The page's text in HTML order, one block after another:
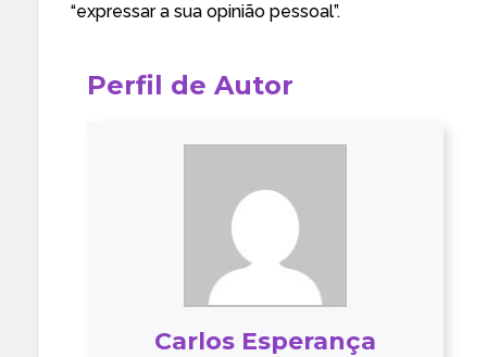
“expressar a sua opinião pessoal”.
Perfil de Autor
Carlos Esperança